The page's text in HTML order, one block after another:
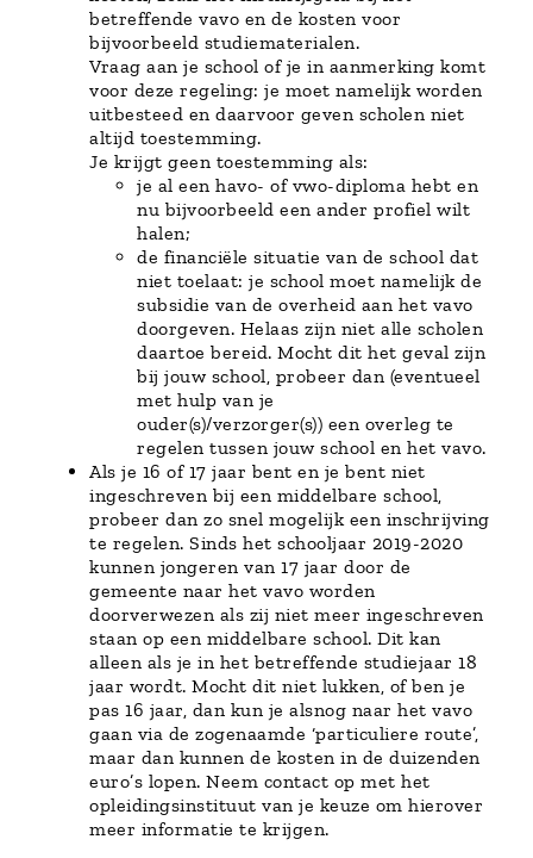
betreffende vavo en de kosten voor
bijvoorbeeld studiematerialen.
Vraag aan je school of je in aanmerking komt
voor deze regeling: je moet namelijk worden
uitbesteed en daarvoor geven scholen niet
altijd toestemming.
Je krijgt geen toestemming als:
je al een havo- of vwo-diploma hebt en
nu bijvoorbeeld een ander profiel wilt
halen;
de financiële situatie van de school dat
niet toelaat: je school moet namelijk de
subsidie van de overheid aan het vavo
doorgeven. Helaas zijn niet alle scholen
daartoe bereid. Mocht dit het geval zijn
bij jouw school, probeer dan (eventueel
met hulp van je
ouder(s)/verzorger(s)) een overleg te
regelen tussen jouw school en het vavo.
Als je 16 of 17 jaar bent en je bent niet
ingeschreven bij een middelbare school,
probeer dan zo snel mogelijk een inschrijving
te regelen. Sinds het schooljaar 2019-2020
kunnen jongeren van 17 jaar door de
gemeente naar het vavo worden
doorverwezen als zij niet meer ingeschreven
staan op een middelbare school. Dit kan
alleen als je in het betreffende studiejaar 18
jaar wordt. Mocht dit niet lukken, of ben je
pas 16 jaar, dan kun je alsnog naar het vavo
gaan via de zogenaamde ‘particuliere route’,
maar dan kunnen de kosten in de duizenden
euro’s lopen. Neem contact op met het
opleidingsinstituut van je keuze om hierover
meer informatie te krijgen.